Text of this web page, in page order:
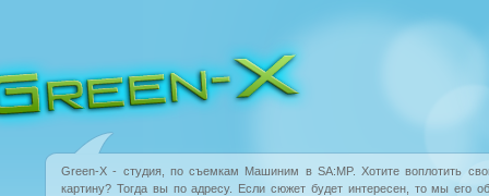
Green-X - студия, по съемкам Машиним в SA:MP. Хотите воплотить
картину? Тогда вы по адресу. Если сюжет будет интересен, то мы его